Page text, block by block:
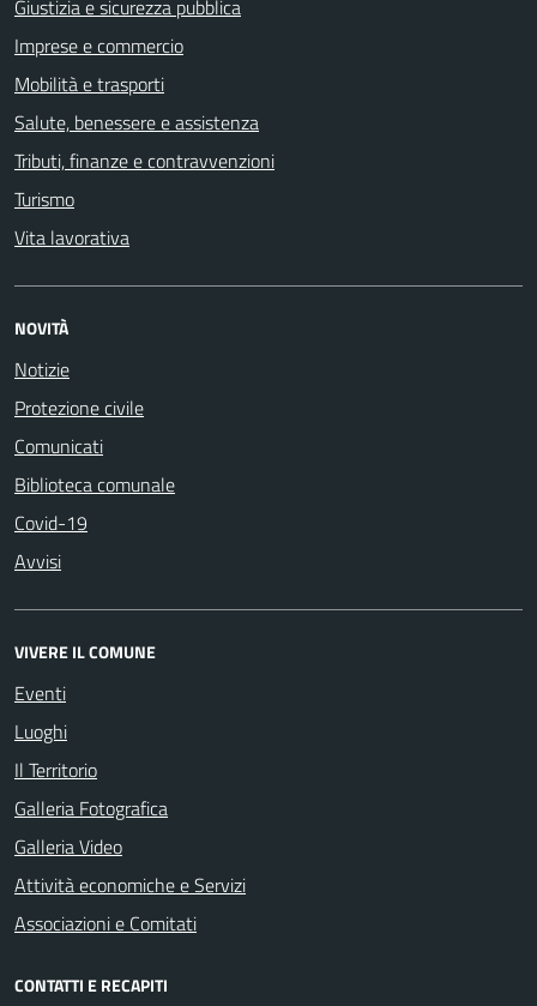
Giustizia e sicurezza pubblica
Imprese e commercio
Mobilità e trasporti
Salute, benessere e assistenza
Tributi, finanze e contravvenzioni
Turismo
Vita lavorativa
NOVITÀ
Notizie
Protezione civile
Comunicati
Biblioteca comunale
Covid-19
Avvisi
VIVERE IL COMUNE
Eventi
Luoghi
Il Territorio
Galleria Fotografica
Galleria Video
Attività economiche e Servizi
Associazioni e Comitati
CONTATTI E RECAPITI